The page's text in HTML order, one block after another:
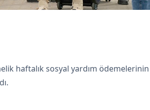
haftalık sosyal yardım ödemelerinin